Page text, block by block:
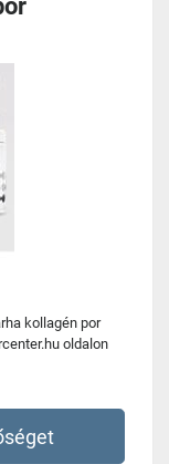
kollagén por
oldalon